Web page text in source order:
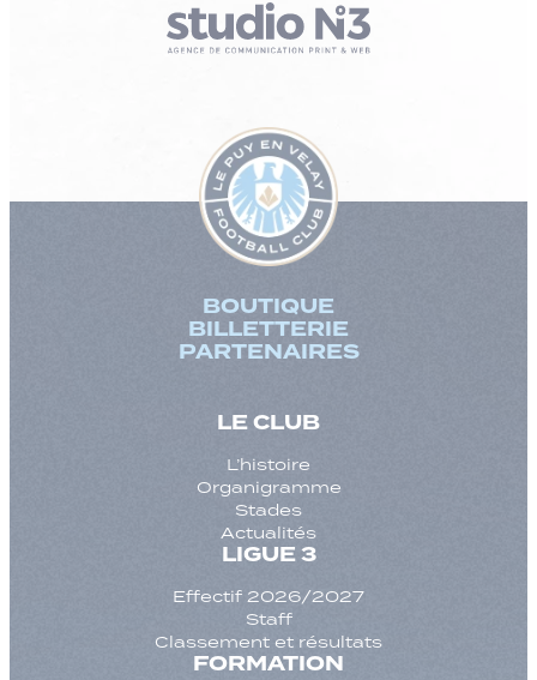
BOUTIQUE
BILLETTERIE
PARTENAIRES
LE CLUB
L’histoire
Organigramme
Stades
Actualités
LIGUE 3
Effectif 2026/2027
Staff
Classement et résultats
FORMATION